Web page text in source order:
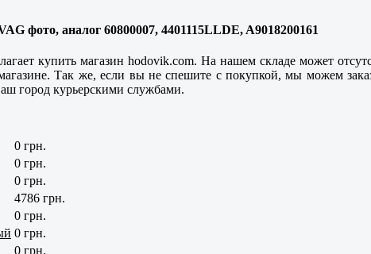
фото, аналог 60800007, 4401115LLDE, A9018200161
купить магазин hodovik.com. На нашем складе может
Так же, если вы не спешите с покупкой, мы можем
город курьерскими службами.
0 грн.
0 грн.
0 грн.
4786 грн.
0 грн.
0 грн.
0 грн.